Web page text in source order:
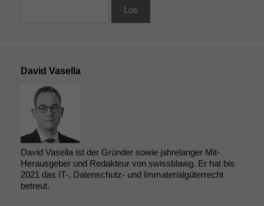
David Vasella
David Vasella ist der Gründer sowie jahrelanger Mit-
Herausgeber und Redakteur von swissblawg. Er hat bis
2021 das IT-, Datenschutz- und Immaterialgüterrecht
betreut.